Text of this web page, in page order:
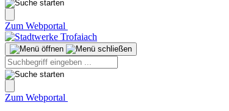
Zum Webportal
Zum Webportal